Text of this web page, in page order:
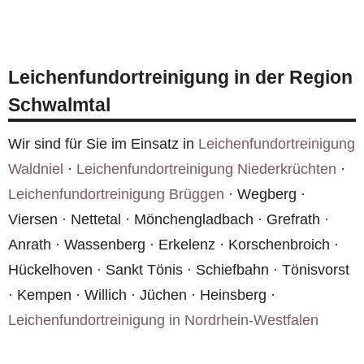
geruchsfrei wird.
sind rund um die Uhr erreichbar.
Leichenfundortreinigung in der Region
Schwalmtal
Wir sind für Sie im Einsatz in Leichenfundortreinigung
Waldniel · Leichenfundortreinigung Niederkrüchten ·
Leichenfundortreinigung Brüggen · Wegberg ·
Viersen · Nettetal · Mönchengladbach · Grefrath ·
Anrath · Wassenberg · Erkelenz · Korschenbroich ·
Hückelhoven · Sankt Tönis · Schiefbahn · Tönisvorst
· Kempen · Willich · Jüchen · Heinsberg ·
Leichenfundortreinigung in Nordrhein-Westfalen